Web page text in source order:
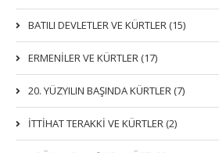
BATILI DEVLETLER VE KÜRTLER (15)
ERMENİLER VE KÜRTLER (17)
20. YÜZYILIN BAŞINDA KÜRTLER (7)
İTTIHAT TERAKKI VE KÜRTLER (2)